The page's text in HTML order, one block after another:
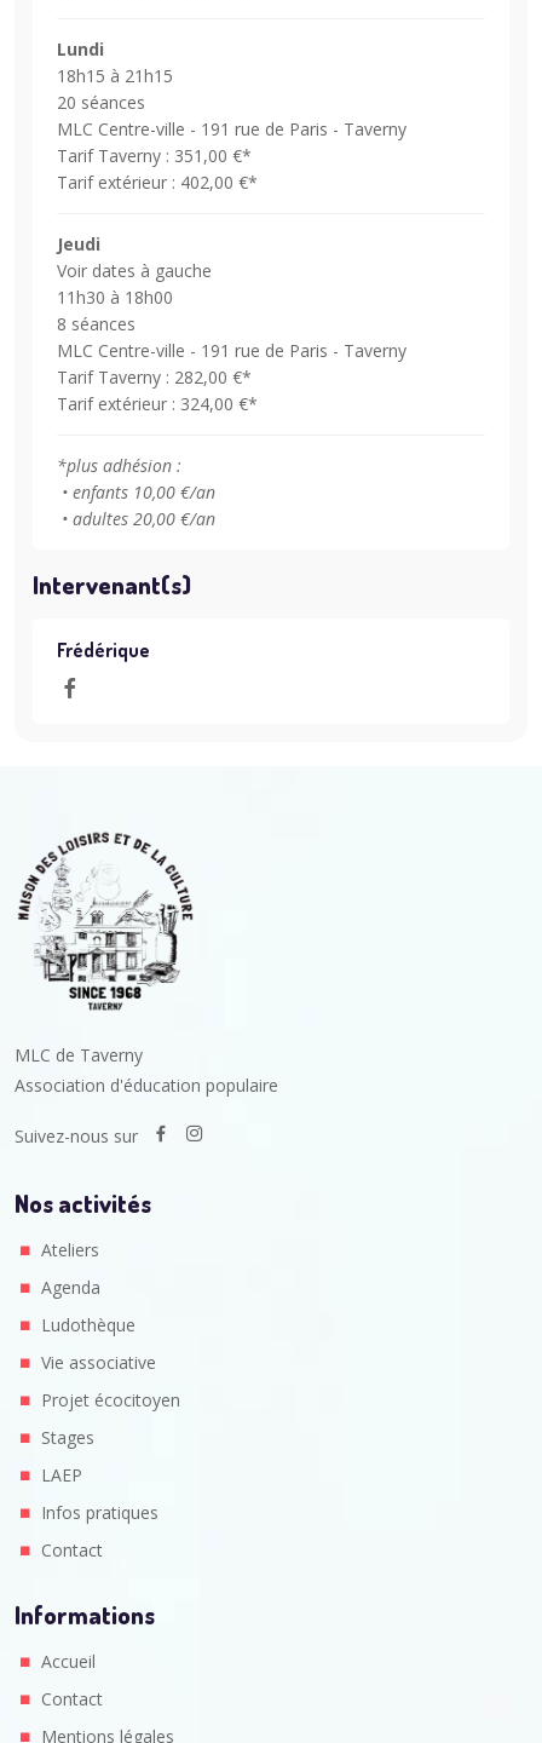
Lundi
18h15 à 21h15
20 séances
MLC Centre-ville - 191 rue de Paris - Taverny
Tarif Taverny : 351,00 €*
Tarif extérieur : 402,00 €*
Jeudi
Voir dates à gauche
11h30 à 18h00
8 séances
MLC Centre-ville - 191 rue de Paris - Taverny
Tarif Taverny : 282,00 €*
Tarif extérieur : 324,00 €*
*plus adhésion :
• enfants 10,00 €/an
• adultes 20,00 €/an
Intervenant(s)
Frédérique
MLC de Taverny
Association d'éducation populaire
Suivez-nous sur
Nos activités
Ateliers
Agenda
Ludothèque
Vie associative
Projet écocitoyen
Stages
LAEP
Infos pratiques
Contact
Informations
Accueil
Contact
Mentions légales